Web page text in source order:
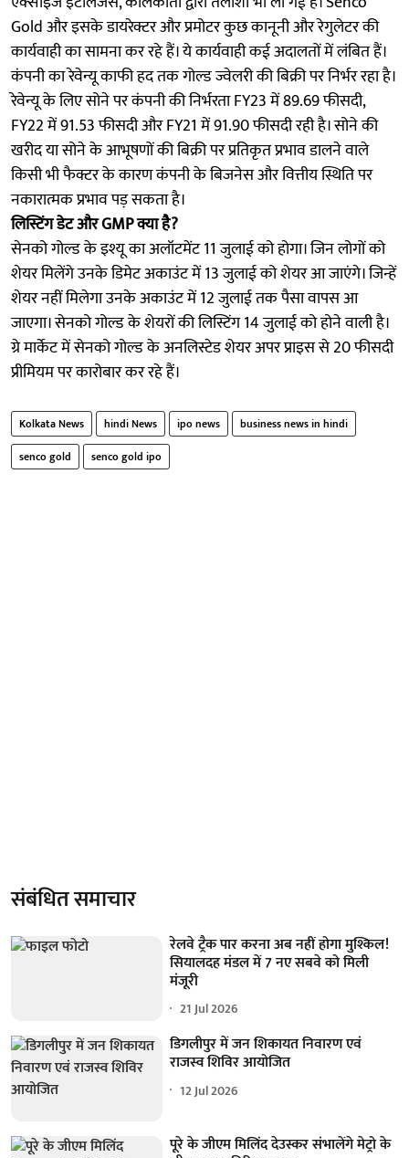
Gold और इसके डायरेक्टर और प्रमोटर कुछ कानूनी और रेगुलेटर की
कार्यवाही का सामना कर रहे हैं। ये कार्यवाही कई अदालतों में लंबित हैं।
कंपनी का रेवेन्यू काफी हद तक गोल्ड ज्वेलरी की बिक्री पर निर्भर रहा है।
रेवेन्यू के लिए सोने पर कंपनी की निर्भरता FY23 में 89.69 फीसदी,
FY22 में 91.53 फीसदी और FY21 में 91.90 फीसदी रही है। सोने की
खरीद या सोने के आभूषणों की बिक्री पर प्रतिकृत प्रभाव डालने वाले
किसी भी फैक्टर के कारण कंपनी के बिजनेस और वित्तीय स्थिति पर
नकारात्मक प्रभाव पड़ सकता है।
लिस्टिंग डेट और GMP क्या है?
सेनको गोल्ड के इश्यू का अलॉटमेंट 11 जुलाई को होगा। जिन लोगों को
शेयर मिलेंगे उनके डिमेट अकाउंट में 13 जुलाई को शेयर आ जाएंगे। जिन्हें
शेयर नहीं मिलेगा उनके अकाउंट में 12 जुलाई तक पैसा वापस आ
जाएगा। सेनको गोल्ड के शेयरों की लिस्टिंग 14 जुलाई को होने वाली है।
ग्रे मार्केट में सेनको गोल्ड के अनलिस्टेड शेयर अपर प्राइस से 20 फीसदी
प्रीमियम पर कारोबार कर रहे हैं।
Kolkata News hindi News ipo news
business news in hindi
senco gold
senco gold ipo
संबंधित समाचार
रेलवे ट्रैक पार करना अब नहीं होगा मुश्किल!
सियालदह मंडल में 7 नए सबवे को मिली
मंजूरी
21 Jul 2026
डिगलीपुर में जन शिकायत निवारण एवं
राजस्व शिविर आयोजित
12 Jul 2026
पूरे के जीएम मिलिंद देउस्कर संभालेंगे मेट्रो के